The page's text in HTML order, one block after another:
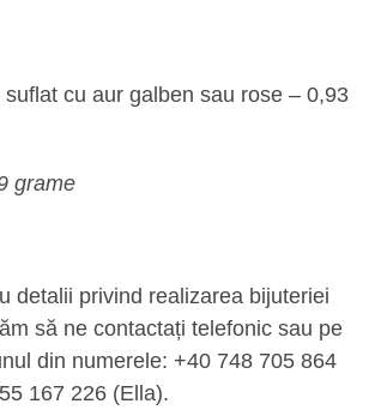
cu aur galben sau rose – 0,93
grame
detalii privind realizarea bijuteriei
să ne contactați telefonic sau pe
din numerele: +40 748 705 864
167 226‬ (Ella).